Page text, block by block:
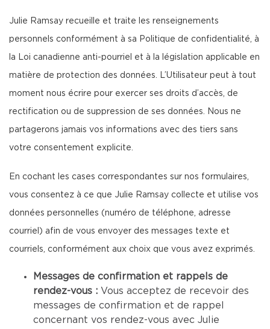
Julie Ramsay recueille et traite les renseignements
personnels conformément à sa Politique de confidentialité, à
la Loi canadienne anti-pourriel et à la législation applicable en
matière de protection des données. L’Utilisateur peut à tout
moment nous écrire pour exercer ses droits d’accès, de
rectification ou de suppression de ses données. Nous ne
partagerons jamais vos informations avec des tiers sans
votre consentement explicite.
En cochant les cases correspondantes sur nos formulaires,
vous consentez à ce que Julie Ramsay collecte et utilise vos
données personnelles (numéro de téléphone, adresse
courriel) afin de vous envoyer des messages texte et
courriels, conformément aux choix que vous avez exprimés.
Messages de confirmation et rappels de
rendez-vous : Vous acceptez de recevoir des
messages de confirmation et de rappel
concernant vos rendez-vous avec Julie